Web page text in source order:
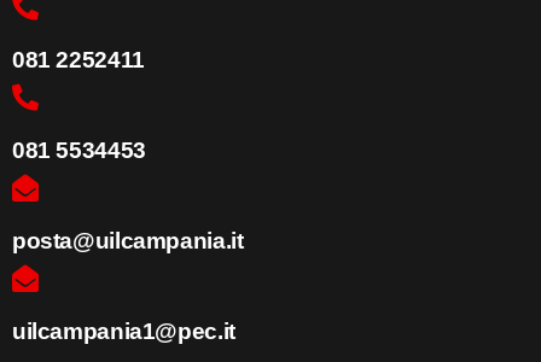
081 2252411
081 5534453
posta@uilcampania.it
uilcampania1@pec.it